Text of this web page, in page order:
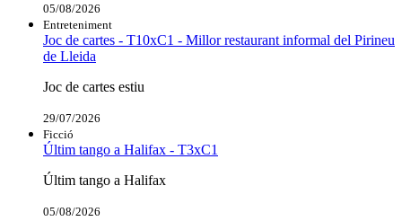
05/08/2026
Entreteniment
Joc de cartes - T10xC1 - Millor restaurant informal del Pirineu
de Lleida
Joc de cartes estiu
29/07/2026
Ficció
Últim tango a Halifax - T3xC1
Últim tango a Halifax
05/08/2026